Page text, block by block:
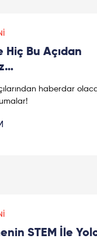
Hiç Bu Açıdan
haberdar
STEM İle